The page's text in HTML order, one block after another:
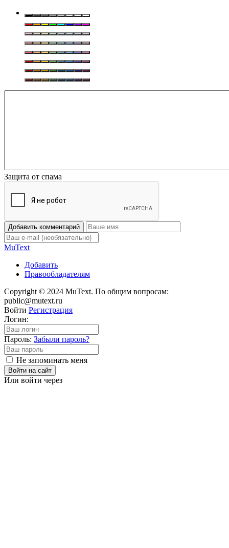
Защита от спама
Добавить комментарий
MuText
Добавить
Правообладателям
Copyright © 2024 MuText. По общим вопросам:
public@mutext.ru
Войти Регистрация
Логин:
Пароль: Забыли пароль?
Не запоминать меня
Войти на сайт
Или войти через